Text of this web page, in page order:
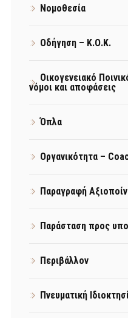
Νομοθεσία
Οδήγηση – Κ.Ο.Κ.
Οικογενειακό
νόμοι και αποφάσεις
Όπλα
Οργανικότητα –
Παραγραφή
Παράσταση προς
Περιβάλλον
Πνευματική